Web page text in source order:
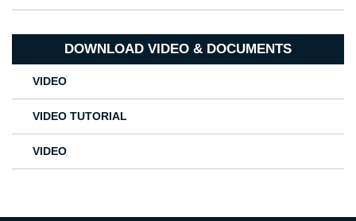
DOWNLOAD VIDEO & DOCUMENTS
VIDEO
VIDEO TUTORIAL
VIDEO